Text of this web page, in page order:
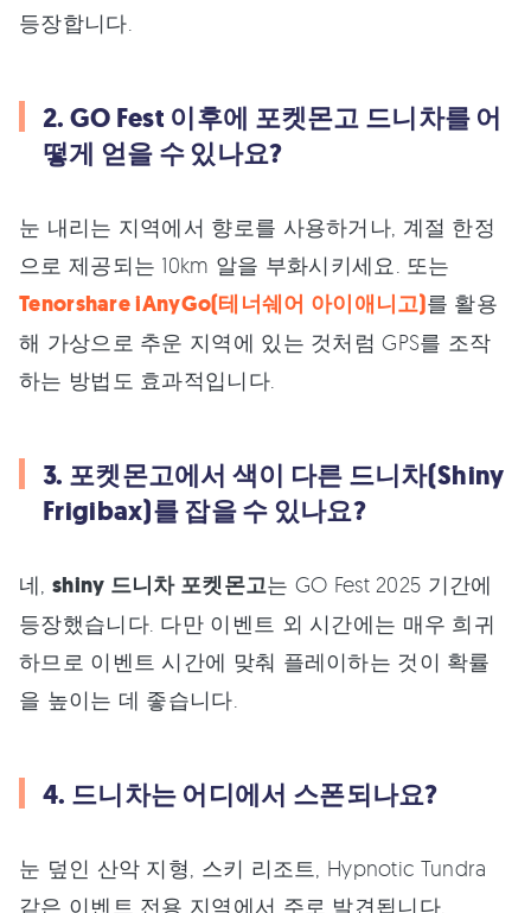
등장합니다.
2. GO Fest 이후에 포켓몬고 드니차를 어
떻게 얻을 수 있나요?
눈 내리는 지역에서 향로를 사용하거나, 계절 한정
으로 제공되는 10km 알을 부화시키세요. 또는
Tenorshare iAnyGo(테너쉐어 아이애니고)를 활용
해 가상으로 추운 지역에 있는 것처럼 GPS를 조작
하는 방법도 효과적입니다.
3. 포켓몬고에서 색이 다른 드니차(Shiny
Frigibax)를 잡을 수 있나요?
네, shiny 드니차 포켓몬고는 GO Fest 2025 기간에
등장했습니다. 다만 이벤트 외 시간에는 매우 희귀
하므로 이벤트 시간에 맞춰 플레이하는 것이 확률
을 높이는 데 좋습니다.
4. 드니차는 어디에서 스폰되나요?
눈 덮인 산악 지형, 스키 리조트, Hypnotic Tundra
같은 이벤트 전용 지역에서 주로 발견됩니다.